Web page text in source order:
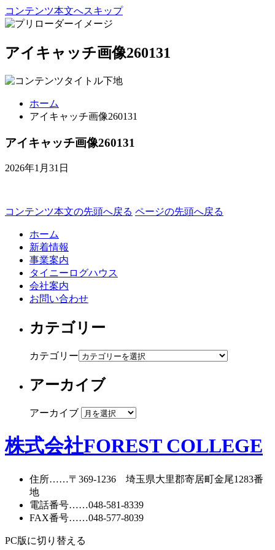
コンテンツ本文へスキップ
アイキャッチ画像260131
ホーム
アイキャッチ画像260131
アイキャッチ画像260131
2026年1月31日
コンテンツ本文の先頭へ戻る ページの先頭へ戻る
ホーム
新着情報
事業案内
タイニーログハウス
会社案内
お問い合わせ
カテゴリー
カテゴリー
アーカイブ
アーカイブ
株式会社FOREST COLLEGE
住所……〒369-1236 埼玉県大里郡寄居町金尾1283番
地
電話番号……048-581-8339
FAX番号……048-577-8039
PC版に切り替える